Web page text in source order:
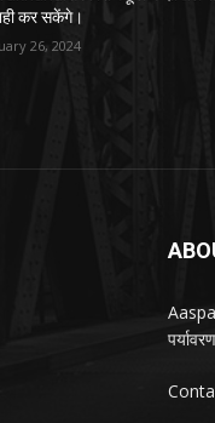
कर सकेंगे।
26, 2024